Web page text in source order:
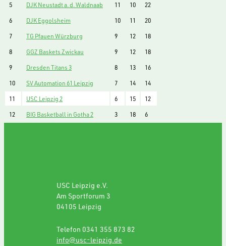
5
DJK Neustadt a. d. Waldnaab 11 10
22
6
DJK Eggolsheim 10 11
20
7
TG Pfauen Würzburg 9 12
18
8
GGZ Baskets Zwickau 9 12
18
9
Dresden Titans 3 8 13
16
10
SV Automation 61 Leipzig 7 14
14
11
USC Leipzig 2 6 15
12
12
BIG Basketball in Gotha 2 3 18 6
USC Leipzig e.V.
Am Sportforum 3
04105 Leipzig
Telefon 0341 355 873 82
info@usc-leipzig.de